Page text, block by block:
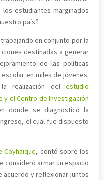
estudiantes marginados
país”.
en conjunto por la
destinadas a generar
de las políticas
en miles de jóvenes.
realización del estudio
y el Centro de Investigación
donde se diagnosticó la
el cual fue dispuesto
Coyhaique, contó sobre los
consideró armar un espacio
y reflexionar juntos